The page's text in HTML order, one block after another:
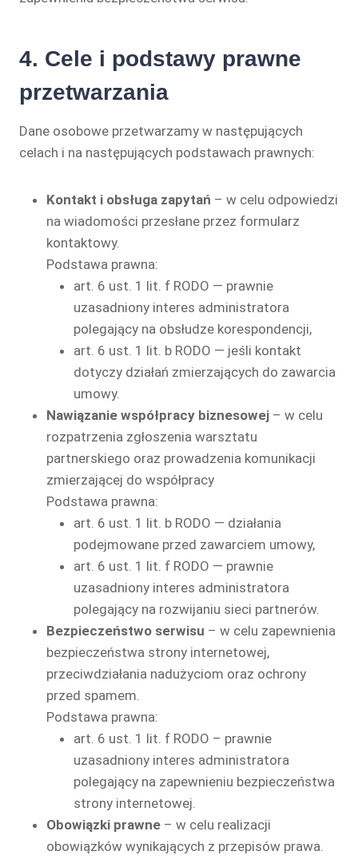
4. Cele i podstawy prawne
przetwarzania
Dane osobowe przetwarzamy w następujących
celach i na następujących podstawach prawnych:
Kontakt i obsługa zapytań – w celu odpowiedzi
na wiadomości przesłane przez formularz
kontaktowy.
Podstawa prawna:
art. 6 ust. 1 lit. f RODO — prawnie
uzasadniony interes administratora
polegający na obsłudze korespondencji,
art. 6 ust. 1 lit. b RODO — jeśli kontakt
dotyczy działań zmierzających do zawarcia
umowy.
Nawiązanie współpracy biznesowej – w celu
rozpatrzenia zgłoszenia warsztatu
partnerskiego oraz prowadzenia komunikacji
zmierzającej do współpracy
Podstawa prawna:
art. 6 ust. 1 lit. b RODO — działania
podejmowane przed zawarciem umowy,
art. 6 ust. 1 lit. f RODO — prawnie
uzasadniony interes administratora
polegający na rozwijaniu sieci partnerów.
Bezpieczeństwo serwisu – w celu zapewnienia
bezpieczeństwa strony internetowej,
przeciwdziałania nadużyciom oraz ochrony
przed spamem.
Podstawa prawna:
art. 6 ust. 1 lit. f RODO – prawnie
uzasadniony interes administratora
polegający na zapewnieniu bezpieczeństwa
strony internetowej.
Obowiązki prawne – w celu realizacji
obowiązków wynikających z przepisów prawa.